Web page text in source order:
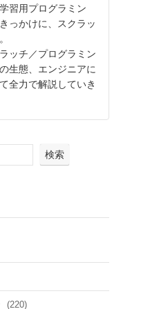
習用プログラミン
っかけに、スクラッ
ッチ／プログラミン
生態、エンジニアに
全力で解説していき
検索
(220)